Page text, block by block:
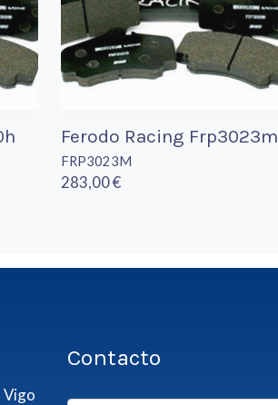
Ferodo Racing Frp3023m
FRP3023M
283,00 €
Vigo
Contacto